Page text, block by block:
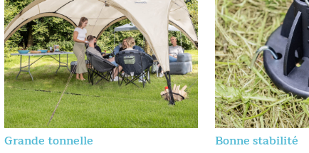
Grande tonnelle Bonne stabilité